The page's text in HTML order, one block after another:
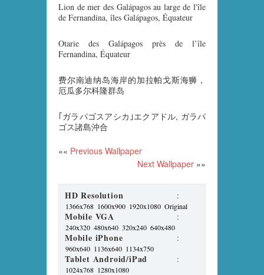
Lion de mer des Galápagos au large de l'île
de Fernandina, îles Galápagos, Équateur
Otarie des Galápagos près de l’île
Fernandina, Équateur
费尔南迪纳岛海岸的加拉帕戈斯海狮，
厄瓜多尔科隆群岛
｢ガラパゴスアシカ｣エクアドル, ガラパ
ゴス諸島沖合
«« Previous Wallpaper
Next Wallpaper »»
HD Resolution :
1366x768 1600x900 1920x1080 Original
Mobile VGA :
240x320 480x640 320x240 640x480
Mobile iPhone :
960x640 1136x640 1134x750
Tablet Android/iPad :
1024x768 1280x1080